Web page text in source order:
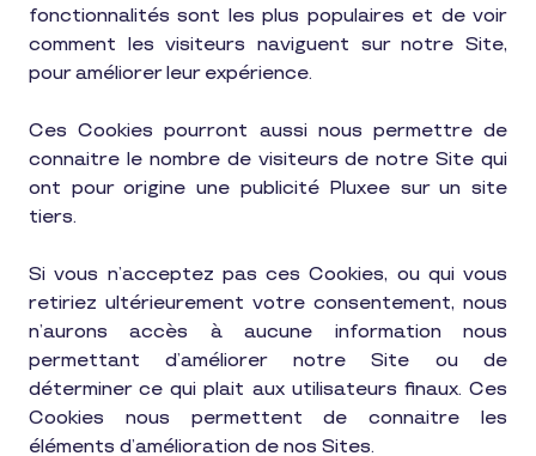
fonctionnalités sont les plus populaires et de voir
comment les visiteurs naviguent sur notre Site,
pour améliorer leur expérience.
Ces Cookies pourront aussi nous permettre de
connaitre le nombre de visiteurs de notre Site qui
ont pour origine une publicité Pluxee sur un site
tiers.
Si vous n’acceptez pas ces Cookies, ou qui vous
retiriez ultérieurement votre consentement, nous
n’aurons accès à aucune information nous
permettant d’améliorer notre Site ou de
déterminer ce qui plait aux utilisateurs finaux. Ces
Cookies nous permettent de connaitre les
éléments d’amélioration de nos Sites.